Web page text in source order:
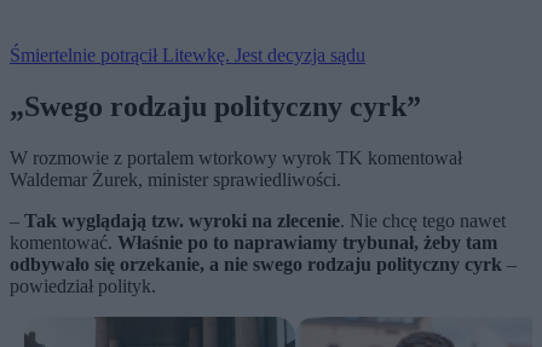
Śmiertelnie potrącił Litewkę. Jest decyzja sądu
„Swego rodzaju polityczny cyrk”
W rozmowie z portalem wtorkowy wyrok TK komentował
Waldemar Żurek, minister sprawiedliwości.
– Tak wyglądają tzw. wyroki na zlecenie. Nie chcę tego nawet
komentować. Właśnie po to naprawiamy trybunał, żeby tam
odbywało się orzekanie, a nie swego rodzaju polityczny cyrk –
powiedział polityk.